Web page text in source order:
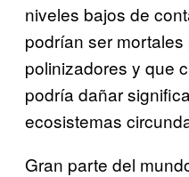
niveles bajos de
podrían ser
polinizadores y que
podría dañar
ecosistemas
Gran parte del